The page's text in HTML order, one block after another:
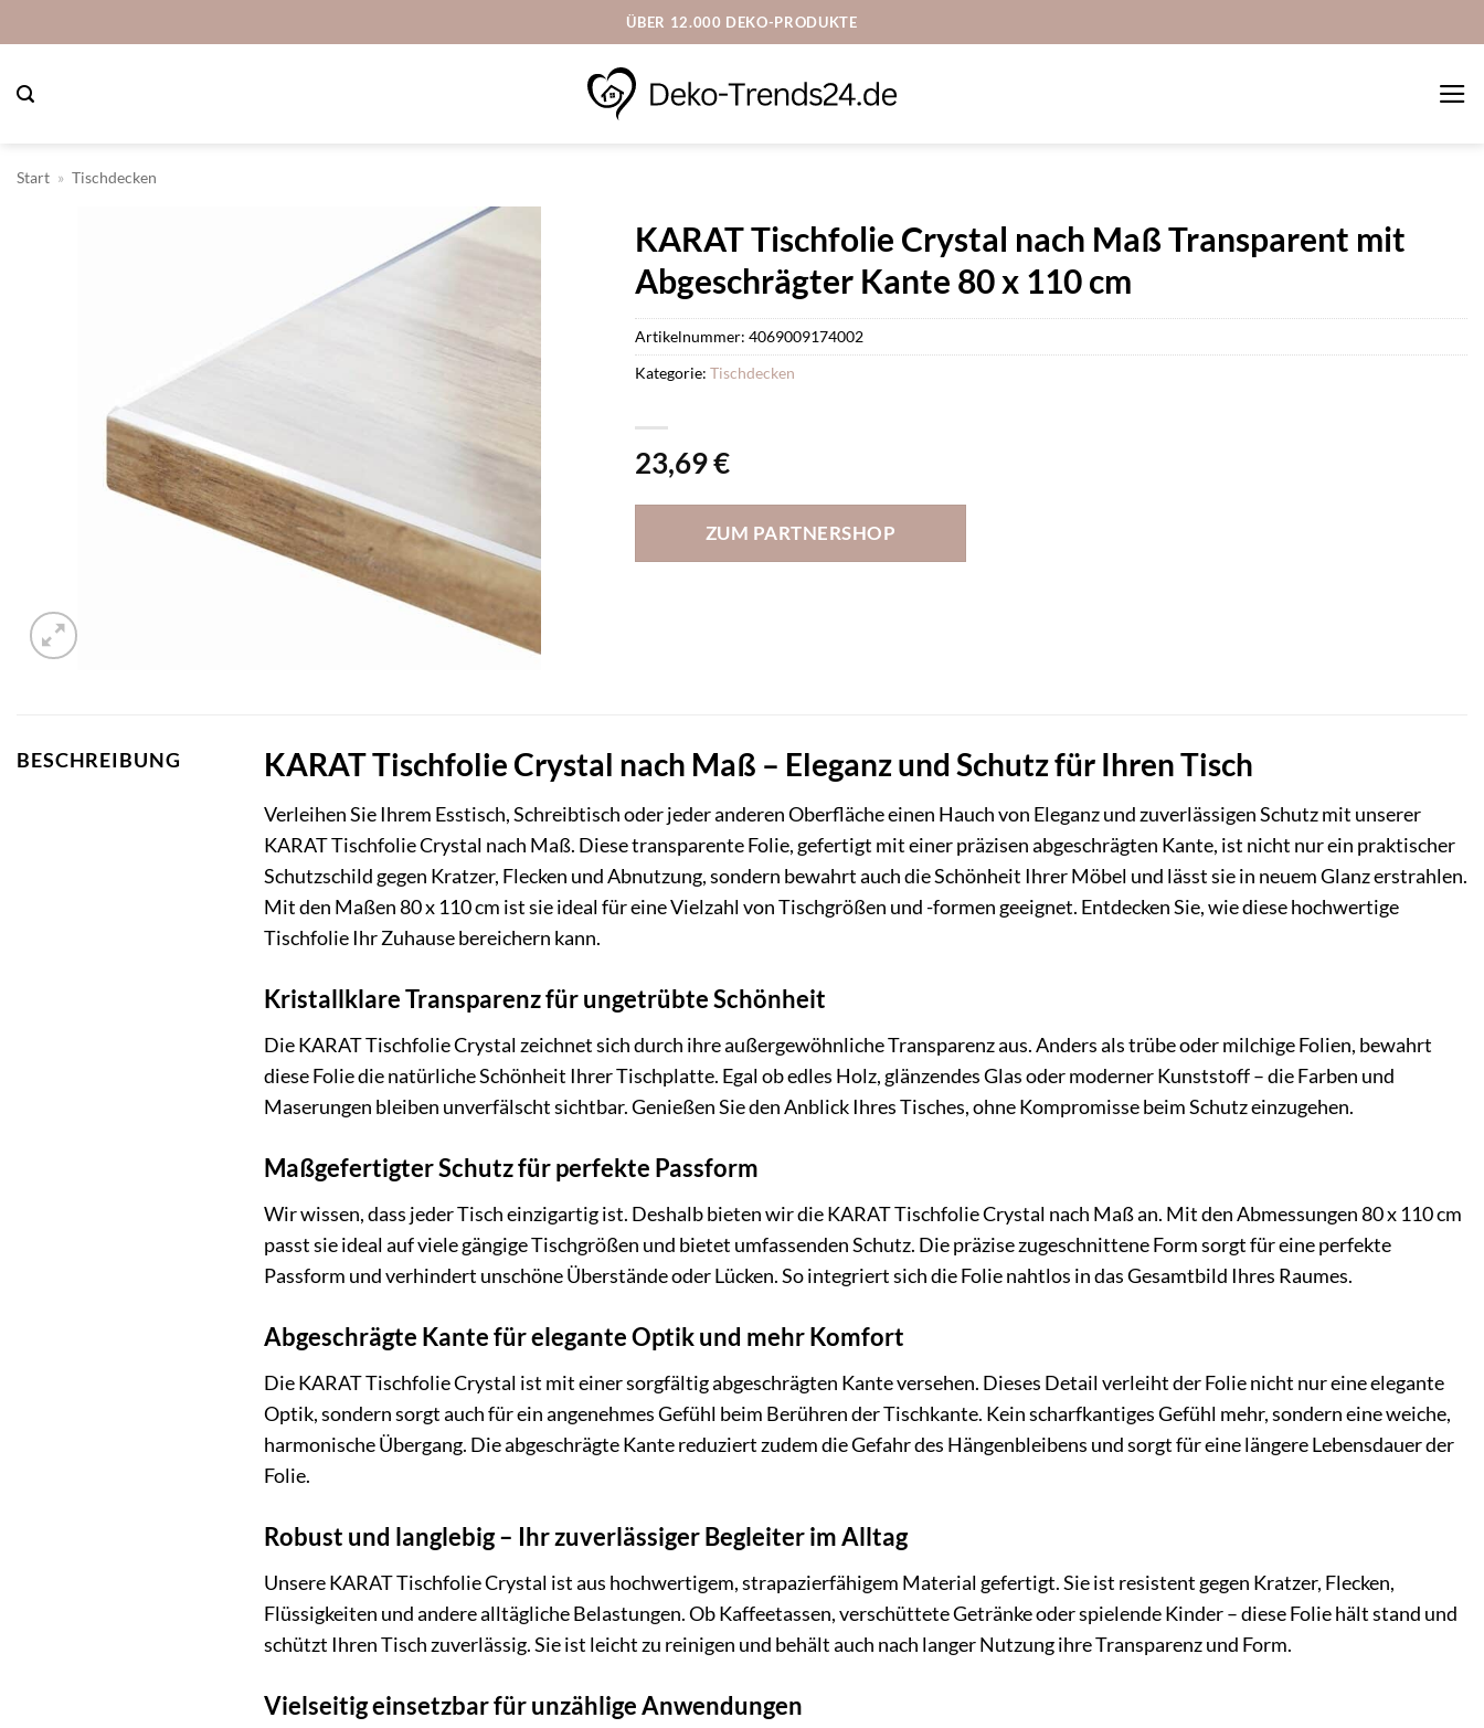
Inhalt
ÜBER 12.000 DEKO-PRODUKTE
Start » Tischdecken
KARAT Tischfolie Crystal nach Maß Transparent mit
Abgeschrägter Kante 80 x 110 cm
23,69€
ZUM PARTNERSHOP
Artikelnummer: 4069009174002
Kategorie: Tischdecken
BESCHREIBUNG KARAT Tischfolie Crystal nach Maß – Eleganz und Schutz für Ihren Tisch
Verleihen Sie Ihrem Esstisch, Schreibtisch oder jeder anderen Oberfläche einen Hauch von Eleganz und zuverlässigen Schutz mit unserer
KARAT Tischfolie Crystal nach Maß. Diese transparente Folie, gefertigt mit einer präzisen abgeschrägten Kante, ist nicht nur ein praktischer
Schutzschild gegen Kratzer, Flecken und Abnutzung, sondern bewahrt auch die Schönheit Ihrer Möbel und lässt sie in neuem Glanz erstrahlen.
Mit den Maßen 80 x 110 cm ist sie ideal für eine Vielzahl von Tischgrößen und -formen geeignet. Entdecken Sie, wie diese hochwertige
Tischfolie Ihr Zuhause bereichern kann.
Kristallklare Transparenz für ungetrübte Schönheit
Die KARAT Tischfolie Crystal zeichnet sich durch ihre außergewöhnliche Transparenz aus. Anders als trübe oder milchige Folien, bewahrt
diese Folie die natürliche Schönheit Ihrer Tischplatte. Egal ob edles Holz, glänzendes Glas oder moderner Kunststoff – die Farben und
Maserungen bleiben unverfälscht sichtbar. Genießen Sie den Anblick Ihres Tisches, ohne Kompromisse beim Schutz einzugehen.
Maßgefertigter Schutz für perfekte Passform
Wir wissen, dass jeder Tisch einzigartig ist. Deshalb bieten wir die KARAT Tischfolie Crystal nach Maß an. Mit den Abmessungen 80 x 110 cm
passt sie ideal auf viele gängige Tischgrößen und bietet umfassenden Schutz. Die präzise zugeschnittene Form sorgt für eine perfekte
Passform und verhindert unschöne Überstände oder Lücken. So integriert sich die Folie nahtlos in das Gesamtbild Ihres Raumes.
Abgeschrägte Kante für elegante Optik und mehr Komfort
Die KARAT Tischfolie Crystal ist mit einer sorgfältig abgeschrägten Kante versehen. Dieses Detail verleiht der Folie nicht nur eine elegante
Optik, sondern sorgt auch für ein angenehmes Gefühl beim Berühren der Tischkante. Kein scharfkantiges Gefühl mehr, sondern eine weiche,
harmonische Übergang. Die abgeschrägte Kante reduziert zudem die Gefahr des Hängenbleibens und sorgt für eine längere Lebensdauer der
Folie.
Robust und langlebig – Ihr zuverlässiger Begleiter im Alltag
Unsere KARAT Tischfolie Crystal ist aus hochwertigem, strapazierfähigem Material gefertigt. Sie ist resistent gegen Kratzer, Flecken,
Flüssigkeiten und andere alltägliche Belastungen. Ob Kaffeetassen, verschüttete Getränke oder spielende Kinder – diese Folie hält stand und
schützt Ihren Tisch zuverlässig. Sie ist leicht zu reinigen und behält auch nach langer Nutzung ihre Transparenz und Form.
Vielseitig einsetzbar für unzählige Anwendungen